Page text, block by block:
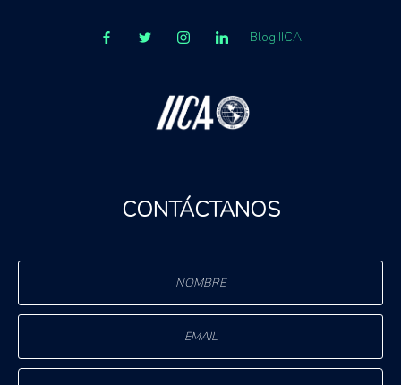
Blog IICA
CONTÁCTANOS